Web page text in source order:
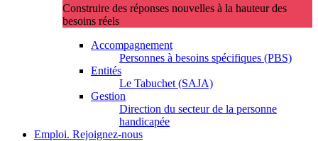
Construire des réponses nouvelles à la hauteur des
besoins réels
Accompagnement
Personnes à besoins spécifiques (PBS)
Entités
Le Tabuchet (SAJA)
Gestion
Direction du secteur de la personne
handicapée
Emploi. Rejoignez-nous